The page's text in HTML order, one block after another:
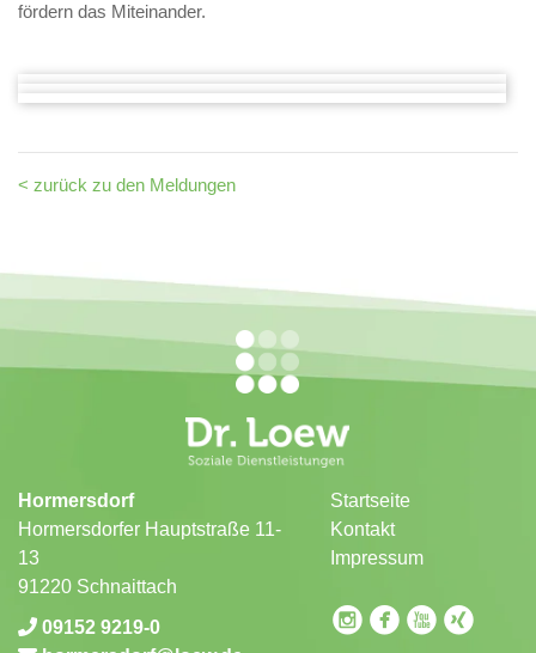
fördern das Miteinander.
< zurück zu den Meldungen
Hormersdorf
Hormersdorfer Hauptstraße 11-
13
91220 Schnaittach
09152 9219-0
Startseite
Kontakt
Impressum
circleinstagramcirclefacebookcircleyoutubecirclexing